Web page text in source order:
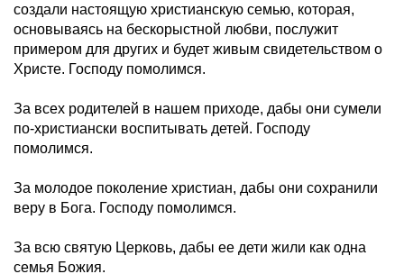
создали настоящую христианскую семью, которая,
основываясь на бескорыстной любви, послужит
примером для других и будет живым свидетельством о
Христе. Господу помолимся.
За всех родителей в нашем приходе, дабы они сумели
по-христиански воспитывать детей. Господу
помолимся.
За молодое поколение христиан, дабы они сохранили
веру в Бога. Господу помолимся.
За всю святую Церковь, дабы ее дети жили как одна
семья Божия.